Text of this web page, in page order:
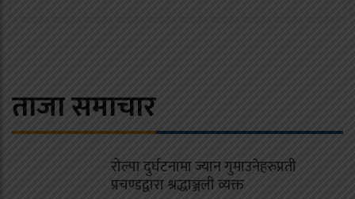
ताजा समाचार
रोल्पा दुर्घटनामा ज्यान गुमाउनेहरुप्रती
प्रचण्डद्वारा श्रद्धाञ्जली व्यक्त